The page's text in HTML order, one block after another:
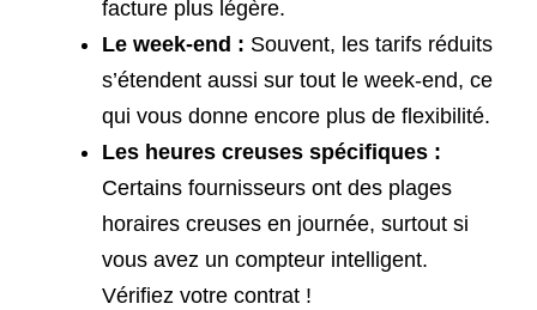
facture plus légère.
Le week-end : Souvent, les tarifs réduits
s’étendent aussi sur tout le week-end, ce
qui vous donne encore plus de flexibilité.
Les heures creuses spécifiques :
Certains fournisseurs ont des plages
horaires creuses en journée, surtout si
vous avez un compteur intelligent.
Vérifiez votre contrat !